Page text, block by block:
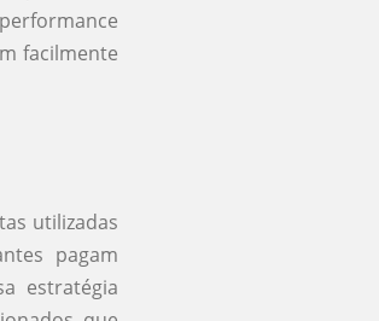
facilmente
utilizadas
pagam
estratégia